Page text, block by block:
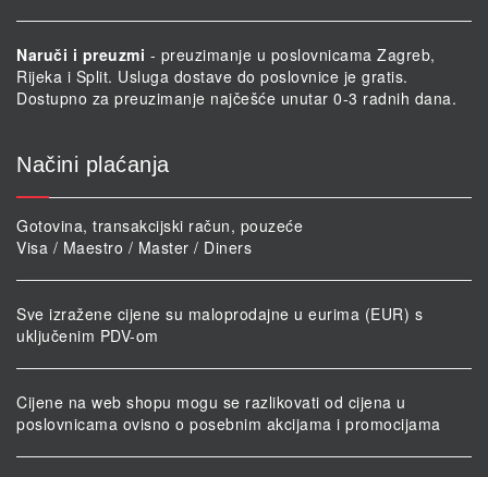
Naruči i preuzmi - preuzimanje u poslovnicama Zagreb,
Rijeka i Split. Usluga dostave do poslovnice je gratis.
Dostupno za preuzimanje najčešće unutar 0-3 radnih dana.
Načini plaćanja
Gotovina, transakcijski račun, pouzeće
Visa / Maestro / Master / Diners
Sve izražene cijene su maloprodajne u eurima (EUR) s
uključenim PDV-om
Cijene na web shopu mogu se razlikovati od cijena u
poslovnicama ovisno o posebnim akcijama i promocijama